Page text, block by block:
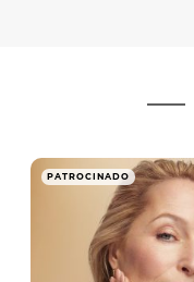
PATROCINADO